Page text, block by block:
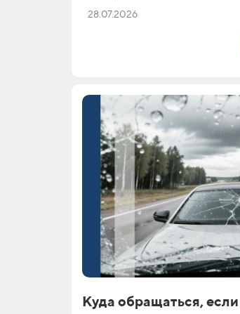
28.07.2026
Куда обращаться,